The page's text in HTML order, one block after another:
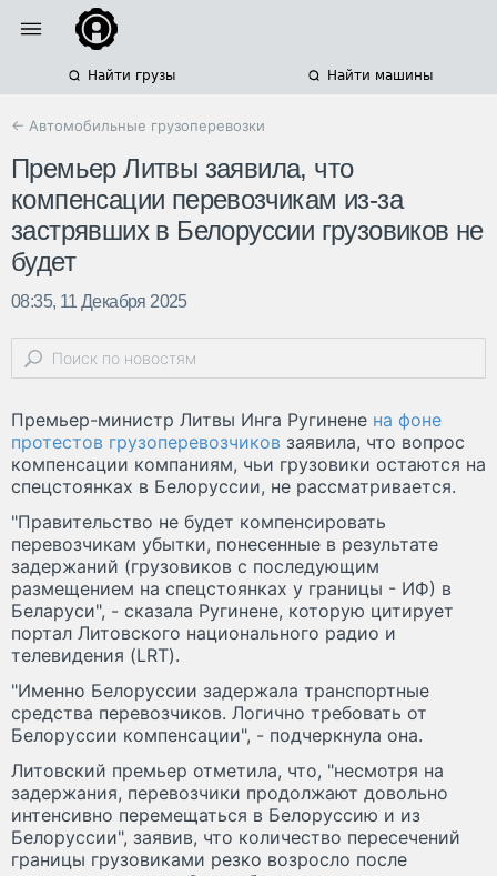
Найти грузы Найти машины
← Автомобильные грузоперевозки
Премьер Литвы заявила, что
компенсации перевозчикам из-за
застрявших в Белоруссии грузовиков не
будет
08:35, 11 Декабря 2025
Премьер-министр Литвы Инга Ругинене на фоне
протестов грузоперевозчиков заявила, что вопрос
компенсации компаниям, чьи грузовики остаются на
спецстоянках в Белоруссии, не рассматривается.
"Правительство не будет компенсировать
перевозчикам убытки, понесенные в результате
задержаний (грузовиков с последующим
размещением на спецстоянках у границы - ИФ) в
Беларуси", - сказала Ругинене, которую цитирует
портал Литовского национального радио и
телевидения (LRT).
"Именно Белоруссии задержала транспортные
средства перевозчиков. Логично требовать от
Белоруссии компенсации", - подчеркнула она.
Литовский премьер отметила, что, "несмотря на
задержания, перевозчики продолжают довольно
интенсивно перемещаться в Белоруссию и из
Белоруссии", заявив, что количество пересечений
границы грузовиками резко возросло после